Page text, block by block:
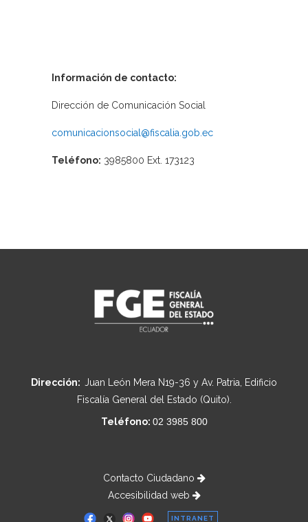
Información de contacto:
Dirección de Comunicación Social
comunicacionsocial@fiscalia.gob.ec
Teléfono: 3985800 Ext. 173123
Dirección: Juan León Mera N19-36 y Av. Patria, Edificio
Fiscalía General del Estado (Quito).
Teléfono: 02 3985 800
Contacto Ciudadano
Accesibilidad web
INTRANET